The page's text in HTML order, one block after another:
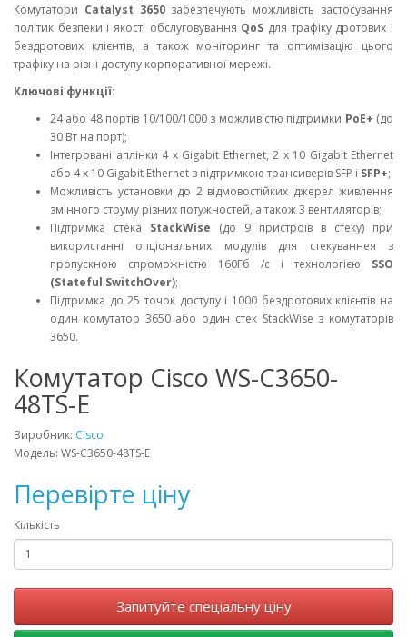
Комутатори Catalyst 3650забезпечують можливість застосування
політик безпеки і якості обслуговування QoS для трафіку дротових і
бездротових клієнтів, а також моніторинг та оптимізацію цього
трафіку на рівні доступу корпоративної мережі.
Ключові функції:
24 або 48 портів 10/100/1000 з можливістю підтримки PoE+ (до
30 Вт на порт);
Інтегровані аплінки 4 x Gigabit Ethernet, 2 x 10 Gigabit Ethernet
або 4 x 10 Gigabit Ethernet з підтримкою трансиверів SFP і SFP+;
Можливість установки до 2 відмовостійких джерел живлення
змінного струму різних потужностей, а також 3 вентиляторів;
Підтримка стека StackWise (до 9 пристроїв в стеку) при
використанні опціональних модулів для стекуваннея з
пропускною спроможністю 160Гб /с і технологією SSO
(Stateful SwitchOver);
Підтримка до 25 точок доступу і 1000 бездротових клієнтів на
один комутатор 3650 або один стек StackWise з комутаторів
3650.
Комутатор Cisco WS-C3650-
48TS-E
Виробник: Cisco
Модель: WS-C3650-48TS-E
Перевірте ціну
Кількість
Запитуйте спеціальну ціну